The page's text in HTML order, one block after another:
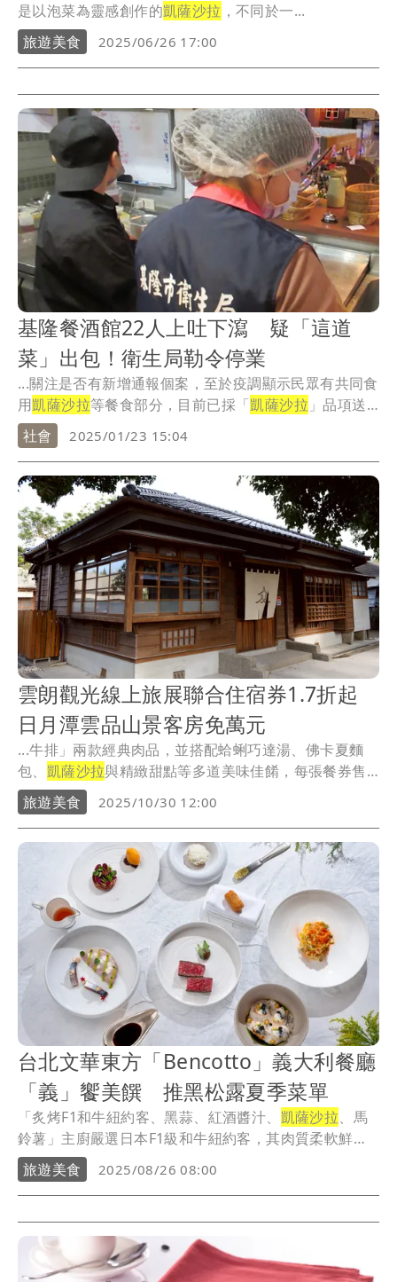
是以泡菜為靈感創作的凱薩沙拉 ，不同於一...
旅遊美食
2025/06/26 17:00
基隆餐酒館22人上吐下瀉 疑「這道
菜」出包！衛生局勒令停業
...關注是否有新增通報個案，至於疫調顯示民眾有共同食
用凱薩沙拉等餐食部分，目前已採「凱薩沙拉 」品項送
驗，...
社會 2025/01/23 15:04
雲朗觀光線上旅展聯合住宿券1.7折起
日月潭雲品山景客房免萬元
...牛排」兩款經典肉品，並搭配蛤蜊巧達湯、佛卡夏麵
包、 凱薩沙拉與精緻甜點等多道美味佳餚，每張餐券售
價18...
旅遊美食 2025/10/30 12:00
台北文華東方「Bencotto」義大利餐廳
「義」饗美饌 推黑松露夏季菜單
「炙烤F1和牛紐約客、黑蒜、紅酒醬汁、 凱薩沙拉、馬
鈴薯」主廚嚴選日本F1級和牛紐約客，其肉質柔軟鮮
甜...
旅遊美食 2025/08/26 08:00